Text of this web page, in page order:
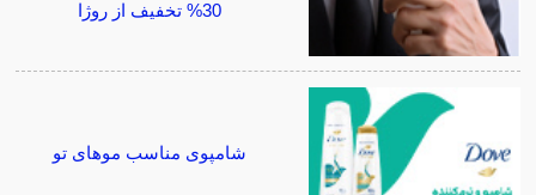
30% تخفیف از روژا
شامپوی مناسب موهای تو